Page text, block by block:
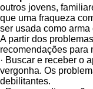
outros jovens,
que uma fraqueza
ser usada como
A partir dos
recomendações para
· Buscar e receber o
vergonha. Os
debilitantes.